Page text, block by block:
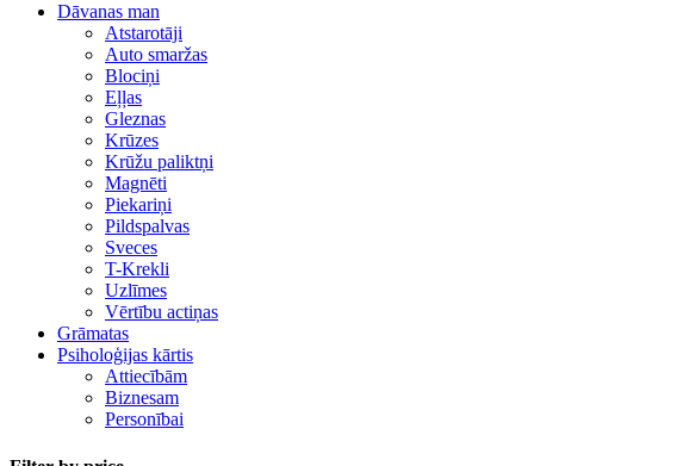
Dāvanas man
Atstarotāji
Auto smaržas
Blociņi
Eļļas
Gleznas
Krūzes
Krūžu paliktņi
Magnēti
Piekariņi
Pildspalvas
Sveces
T-Krekli
Uzlīmes
Vērtību actiņas
Grāmatas
Psiholoģijas kārtis
Attiecībām
Biznesam
Personībai